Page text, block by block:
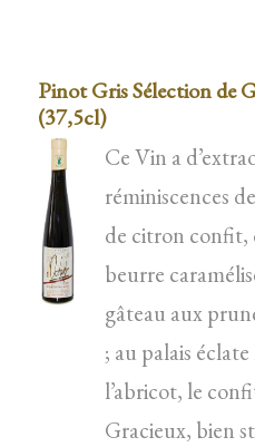
Pinot Gris Sélection de
(37,5cl)
Ce Vin a
réminiscences
de citron confit,
beurre
gâteau aux
; au palais
l’abricot, le
Gracieux, bien